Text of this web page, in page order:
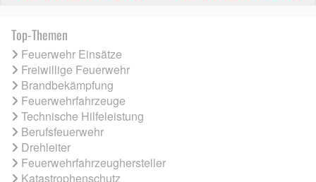
Top-Themen
Feuerwehr Einsätze
Freiwillige Feuerwehr
Brandbekämpfung
Feuerwehrfahrzeuge
Technische Hilfeleistung
Berufsfeuerwehr
Drehleiter
Feuerwehrfahrzeughersteller
Katastrophenschutz